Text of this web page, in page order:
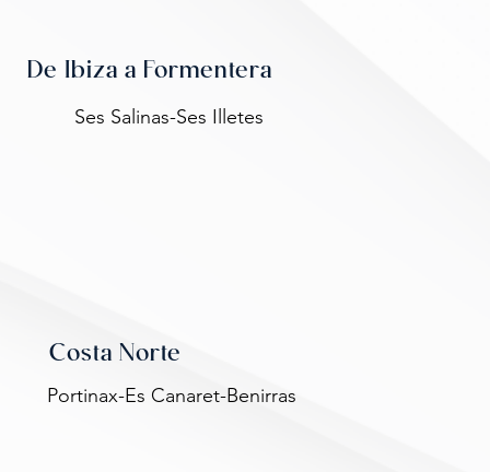
Costa Norte
Portinax-Es Canaret-Benirras
De Ibiza a Formentera
Ses Salinas-Ses Illetes